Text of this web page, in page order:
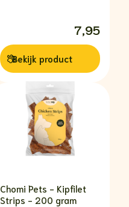
7,95
Bekijk product
Chomi Pets - Kipfilet
Strips - 200 gram